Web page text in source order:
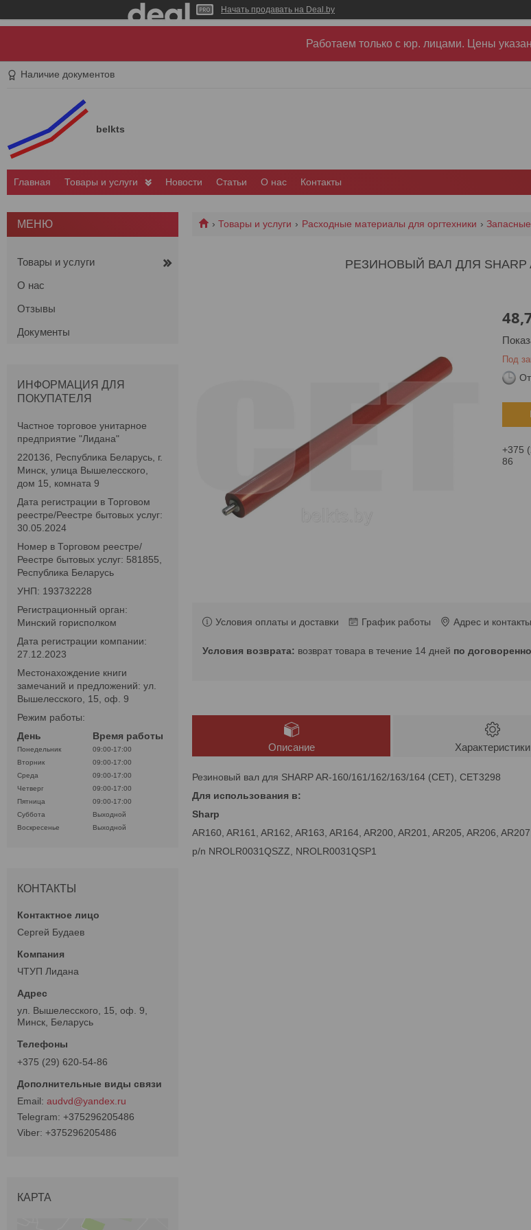
Начать продавать на Deal.by
Работаем только с юр. лицами. Цены
Наличие документов
belkts
Главная Товары и услуги Новости Статьи О нас Контакты
Товары и услуги Расходные материалы для оргтехники
РЕЗИНОВЫЙ ВАЛ ДЛЯ SHARP
Под
+375
86
Условия оплаты и доставки График работы Адрес и контакты
возврат товара в течение 14 дней по
Описание Характеристики
Резиновый вал для SHARP AR-160/161/162/163/164 (CET), CET3298
Для использования в:
Sharp
AR160, AR161, AR162, AR163, AR164, AR200, AR201, AR205, AR206,
p/n NROLR0031QSZZ, NROLR0031QSP1
Товары и услуги
О нас
Отзывы
Документы
ИНФОРМАЦИЯ ДЛЯ
ПОКУПАТЕЛЯ
Частное торговое унитарное
предприятие "Лидана"
220136, Республика Беларусь, г.
Минск, улица Вышелесского,
дом 15, комната 9
Дата регистрации в Торговом
реестре/Реестре бытовых услуг:
30.05.2024
Номер в Торговом реестре/
Реестре бытовых услуг: 581855,
Республика Беларусь
УНП: 193732228
Регистрационный орган:
Минский горисполком
Дата регистрации компании:
27.12.2023
Местонахождение книги
замечаний и предложений: ул.
Вышелесского, 15, оф. 9
Режим работы:
День
Время работы
Понедельник
09:00-17:00
Вторник
09:00-17:00
Среда
09:00-17:00
Четверг
09:00-17:00
Пятница
09:00-17:00
Суббота
Выходной
Воскресенье
Выходной
КОНТАКТЫ
Сергей Будаев
ЧТУП Лидана
ул. Вышелесского, 15, оф. 9,
Минск, Беларусь
+375 (29) 620-54-86
audvd@yandex.ru
+375296205486
+375296205486
КАРТА